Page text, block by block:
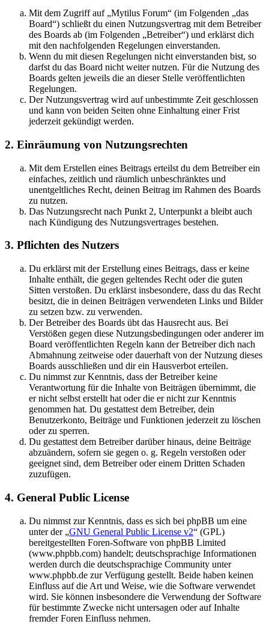
Mit dem Zugriff auf „Mytilus Forum“ (im Folgenden „das
Board“) schließt du einen Nutzungsvertrag mit dem Betreiber
des Boards ab (im Folgenden „Betreiber“) und erklärst dich
mit den nachfolgenden Regelungen einverstanden.
Wenn du mit diesen Regelungen nicht einverstanden bist, so
darfst du das Board nicht weiter nutzen. Für die Nutzung des
Boards gelten jeweils die an dieser Stelle veröffentlichten
Regelungen.
Der Nutzungsvertrag wird auf unbestimmte Zeit geschlossen
und kann von beiden Seiten ohne Einhaltung einer Frist
jederzeit gekündigt werden.
2. Einräumung von Nutzungsrechten
Mit dem Erstellen eines Beitrags erteilst du dem Betreiber ein
einfaches, zeitlich und räumlich unbeschränktes und
unentgeltliches Recht, deinen Beitrag im Rahmen des Boards
zu nutzen.
Das Nutzungsrecht nach Punkt 2, Unterpunkt a bleibt auch
nach Kündigung des Nutzungsvertrages bestehen.
3. Pflichten des Nutzers
Du erklärst mit der Erstellung eines Beitrags, dass er keine
Inhalte enthält, die gegen geltendes Recht oder die guten
Sitten verstoßen. Du erklärst insbesondere, dass du das Recht
besitzt, die in deinen Beiträgen verwendeten Links und Bilder
zu setzen bzw. zu verwenden.
Der Betreiber des Boards übt das Hausrecht aus. Bei
Verstößen gegen diese Nutzungsbedingungen oder anderer im
Board veröffentlichten Regeln kann der Betreiber dich nach
Abmahnung zeitweise oder dauerhaft von der Nutzung dieses
Boards ausschließen und dir ein Hausverbot erteilen.
Du nimmst zur Kenntnis, dass der Betreiber keine
Verantwortung für die Inhalte von Beiträgen übernimmt, die
er nicht selbst erstellt hat oder die er nicht zur Kenntnis
genommen hat. Du gestattest dem Betreiber, dein
Benutzerkonto, Beiträge und Funktionen jederzeit zu löschen
oder zu sperren.
Du gestattest dem Betreiber darüber hinaus, deine Beiträge
abzuändern, sofern sie gegen o. g. Regeln verstoßen oder
geeignet sind, dem Betreiber oder einem Dritten Schaden
zuzufügen.
4. General Public License
Du nimmst zur Kenntnis, dass es sich bei phpBB um eine
unter der „GNU General Public License v2“ (GPL)
bereitgestellten Foren-Software von phpBB Limited
(www.phpbb.com) handelt; deutschsprachige Informationen
werden durch die deutschsprachige Community unter
www.phpbb.de zur Verfügung gestellt. Beide haben keinen
Einfluss auf die Art und Weise, wie die Software verwendet
wird. Sie können insbesondere die Verwendung der Software
für bestimmte Zwecke nicht untersagen oder auf Inhalte
fremder Foren Einfluss nehmen.